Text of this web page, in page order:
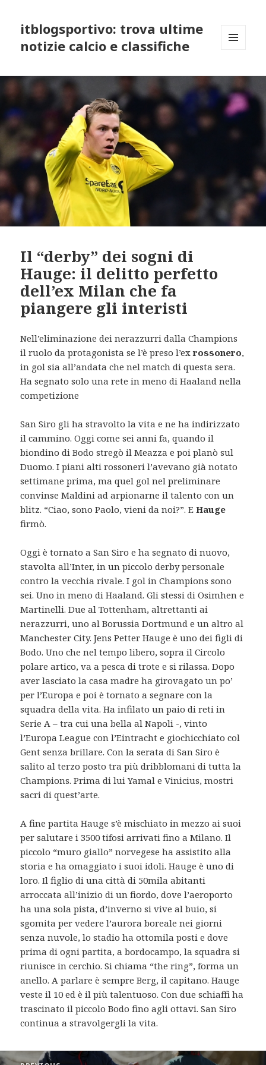
itblogsportivo: trova ultime
notizie calcio e classifiche
WIDGETS
Il “derby” dei sogni di
Hauge: il delitto perfetto
dell’ex Milan che fa
piangere gli interisti
Nell’eliminazione dei nerazzurri dalla Champions
il ruolo da protagonista se l’è preso l’exrossonero,
in gol sia all’andata che nel match di questa sera.
Ha segnato solo una rete in meno di Haaland nella
competizione
San Siro gli ha stravolto la vita e ne ha indirizzato
il cammino. Oggi come sei anni fa, quando il
biondino di Bodo stregò il Meazza e poi planò sul
Duomo. I piani alti rossoneri l’avevano già notato
settimane prima, ma quel gol nel preliminare
convinse Maldini ad arpionarne il talento con un
blitz. “Ciao, sono Paolo, vieni da noi?”. EHauge
firmò.
Oggi è tornato a San Siro e ha segnato di nuovo,
stavolta all’Inter, in un piccolo derby personale
contro la vecchia rivale. I gol in Champions sono
sei. Uno in meno di Haaland. Gli stessi di Osimhen e
Martinelli. Due al Tottenham, altrettanti ai
nerazzurri, uno al Borussia Dortmund e un altro al
Manchester City. Jens Petter Hauge è uno dei figli di
Bodo. Uno che nel tempo libero, sopra il Circolo
polare artico, va a pesca di trote e si rilassa. Dopo
aver lasciato la casa madre ha girovagato un po’
per l’Europa e poi è tornato a segnare con la
squadra della vita. Ha infilato un paio di reti in
Serie A – tra cui una bella al Napoli -, vinto
l’Europa League con l’Eintracht e giochicchiato col
Gent senza brillare. Con la serata di San Siro è
salito al terzo posto tra più dribblomani di tutta la
Champions. Prima di lui Yamal e Vinicius, mostri
sacri di quest’arte.
A fine partita Hauge s’è mischiato in mezzo ai suoi
per salutare i 3500 tifosi arrivati fino a Milano. Il
piccolo “muro giallo” norvegese ha assistito alla
storia e ha omaggiato i suoi idoli. Hauge è uno di
loro. Il figlio di una città di 50mila abitanti
arroccata all’inizio di un fiordo, dove l’aeroporto
ha una sola pista, d’inverno si vive al buio, si
sgomita per vedere l’aurora boreale nei giorni
senza nuvole, lo stadio ha ottomila posti e dove
prima di ogni partita, a bordocampo, la squadra si
riunisce in cerchio. Si chiama “the ring”, forma un
anello. A parlare è sempre Berg, il capitano. Hauge
veste il 10 ed è il più talentuoso. Con due schiaffi ha
trascinato il piccolo Bodo fino agli ottavi. San Siro
continua a stravolgergli la vita.
Post